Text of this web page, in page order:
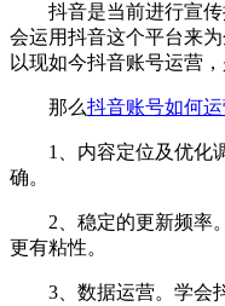
抖音是当前进行宣传
会运用抖音这个平台来
以现如今抖音账号运营
那么抖音账号如何
1、内容定位及优化调
确。
2、稳定的更新频率。
更有粘性。
3、数据运营。学会抖